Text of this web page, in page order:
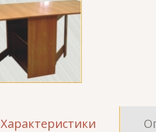
Характеристики